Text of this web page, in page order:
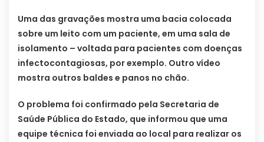
Uma das gravações mostra uma bacia colocada
sobre um leito com um paciente, em uma sala de
isolamento – voltada para pacientes com doenças
infectocontagiosas, por exemplo. Outro vídeo
mostra outros baldes e panos no chão.
O problema foi confirmado pela Secretaria de
Saúde Pública do Estado, que informou que uma
equipe técnica foi enviada ao local para realizar os